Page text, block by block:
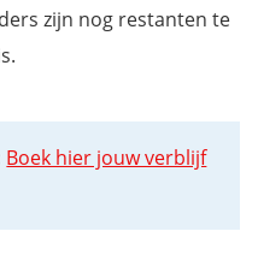
zijn nog restanten te
Boek hier jouw verblijf